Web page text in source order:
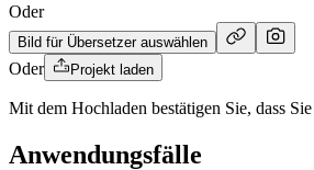
Oder
Bild für Übersetzer auswählen
Oder Projekt laden
Mit dem Hochladen bestätigen Sie, dass
Anwendungsfälle